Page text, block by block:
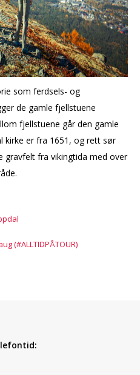
som ferdsels- og
de gamle fjellstuene
fjellstuene går den gamle
kirke er fra 1651, og rett sør
gravfelt fra vikingtida med over
(#ALLTIDPÅTOUR)